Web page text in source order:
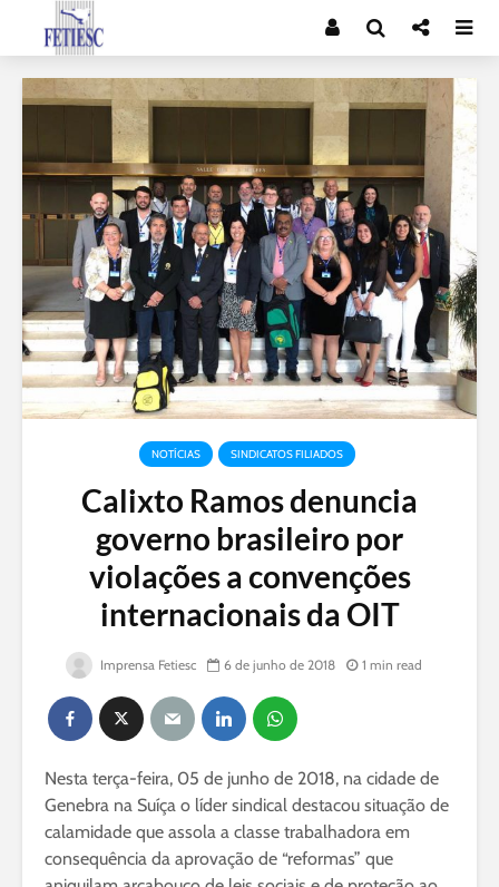
NOTÍCIAS SINDICATOS FILIADOS
Calixto Ramos denuncia
governo brasileiro por
violações a convenções
internacionais da OIT
Imprensa Fetiesc 6 de junho de 2018 1 min read
Nesta terça-feira, 05 de junho de 2018, na cidade de
Genebra na Suíça o líder sindical destacou situação de
calamidade que assola a classe trabalhadora em
consequência da aprovação de “reformas” que